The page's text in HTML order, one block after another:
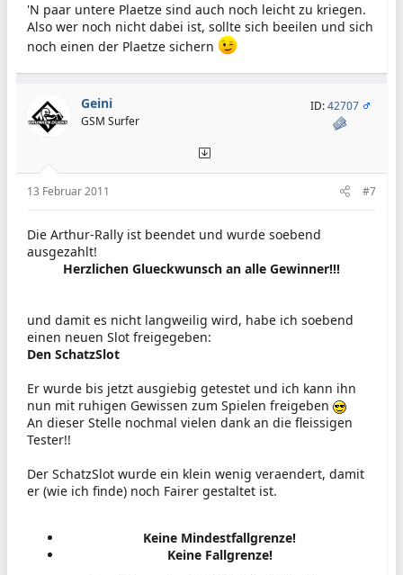
'N paar untere Plaetze sind auch noch leicht zu kriegen.
Also wer noch nicht dabei ist, sollte sich beeilen und sich
noch einen der Plaetze sichern
Geini
GSM Surfer
ID:42707
13 Februar 2011 #7
Die Arthur-Rally ist beendet und wurde soebend
ausgezahlt!
Herzlichen Glueckwunsch an alle Gewinner!!!
und damit es nicht langweilig wird, habe ich soebend
einen neuen Slot freigegeben:
Den SchatzSlot
Er wurde bis jetzt ausgiebig getestet und ich kann ihn
nun mit ruhigen Gewissen zum Spielen freigeben
An dieser Stelle nochmal vielen dank an die fleissigen
Tester!!
Der SchatzSlot wurde ein klein wenig veraendert, damit
er (wie ich finde) noch Fairer gestaltet ist.
Keine Mindestfallgrenze!
Keine Fallgrenze!